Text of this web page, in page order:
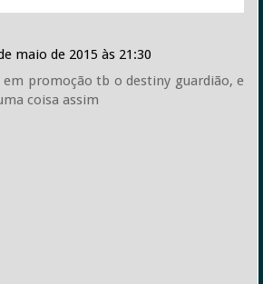
maio de 2015 às 21:30
em promoção tb o destiny guardião, e
coisa assim